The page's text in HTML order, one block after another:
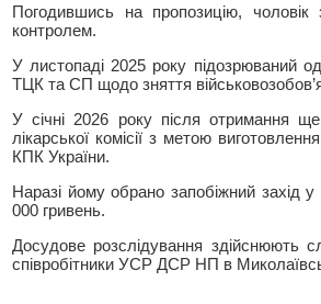
Погодившись на пропозицію, чоловік
контролем.
У листопаді 2025 року підозрюваний
ТЦК та СП щодо зняття
У січні 2026 року після отримання
лікарської комісії з метою
КПК України.
Наразі йому обрано запобіжний захід
000 гривень.
Досудове розслідування здійснюють
співробітники УСР ДСР НП в